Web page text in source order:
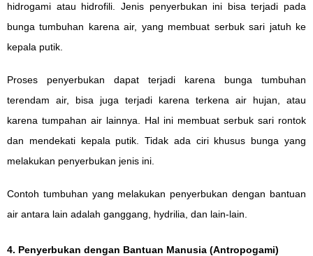
hidrogami atau hidrofili. Jenis penyerbukan ini bisa terjadi pada
bunga tumbuhan karena air, yang membuat serbuk sari jatuh ke
kepala putik.
Proses penyerbukan dapat terjadi karena bunga tumbuhan
terendam air, bisa juga terjadi karena terkena air hujan, atau
karena tumpahan air lainnya. Hal ini membuat serbuk sari rontok
dan mendekati kepala putik. Tidak ada ciri khusus bunga yang
melakukan penyerbukan jenis ini.
Contoh tumbuhan yang melakukan penyerbukan dengan bantuan
air antara lain adalah ganggang, hydrilia, dan lain-lain.
4. Penyerbukan dengan Bantuan Manusia (Antropogami)